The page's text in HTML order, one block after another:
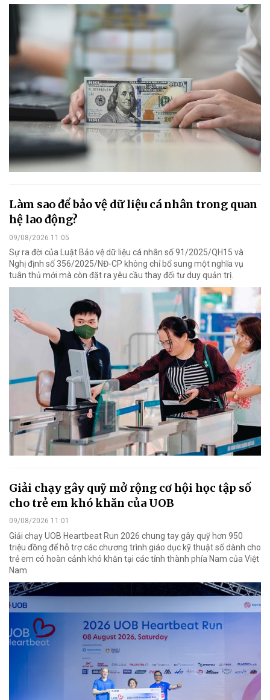
Làm sao để bảo vệ dữ liệu cá nhân trong quan
hệ lao động?
09/08/2026 11:05
Sự ra đời của Luật Bảo vệ dữ liệu cá nhân số 91/2025/QH15 và
Nghị định số 356/2025/NĐ-CP không chỉ bổ sung một nghĩa vụ
tuân thủ mới mà còn đặt ra yêu cầu thay đổi tư duy quản trị.
Giải chạy gây quỹ mở rộng cơ hội học tập số
cho trẻ em khó khăn của UOB
09/08/2026 11:01
Giải chạy UOB Heartbeat Run 2026 chung tay gây quỹ hơn 950
triệu đồng để hỗ trợ các chương trình giáo dục kỹ thuật số dành cho
trẻ em có hoàn cảnh khó khăn tại các tỉnh thành phía Nam của Việt
Nam.